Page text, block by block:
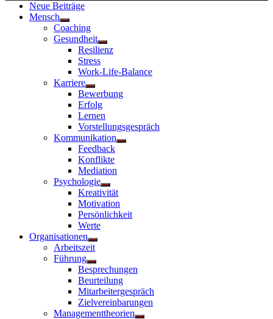
Neue Beiträge
Mensch
Untermenü
anzeigen
Coaching
Gesundheit
Untermenü
anzeigen
Resilienz
Stress
Work-Life-Balance
Karriere
Untermenü
anzeigen
Bewerbung
Erfolg
Lernen
Vorstellungsgespräch
Kommunikation
Untermenü
Feedback
Konflikte
Mediation
Psychologie
Untermenü
anzeigen
Kreativität
Motivation
Persönlichkeit
Werte
Organisationen
Untermenü
anzeigen
Arbeitszeit
Führung
Untermenü
anzeigen
Besprechungen
Beurteilung
Mitarbeitergespräch
Zielvereinbarungen
Managementtheorien